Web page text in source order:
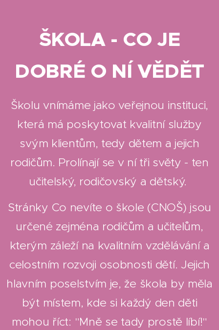
ŠKOLA - CO JE
DOBRÉ O NÍ VĚDĚT
Školu vnímáme jako veřejnou instituci,
která má poskytovat kvalitní služby
svým klientům, tedy dětem a jejich
rodičům. Prolínají se v ní tři světy - ten
učitelský, rodičovský a dětský.
Stránky Co nevíte o škole (CNOŠ) jsou
určené zejména rodičům a učitelům,
kterým záleží na kvalitním vzdělávání a
celostním rozvoji osobnosti dětí. Jejich
hlavním poselstvím je, že škola by měla
být místem, kde si každý den děti
mohou říct: "Mně se tady prostě líbí!"